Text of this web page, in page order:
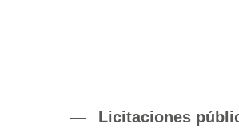
Licitaciones